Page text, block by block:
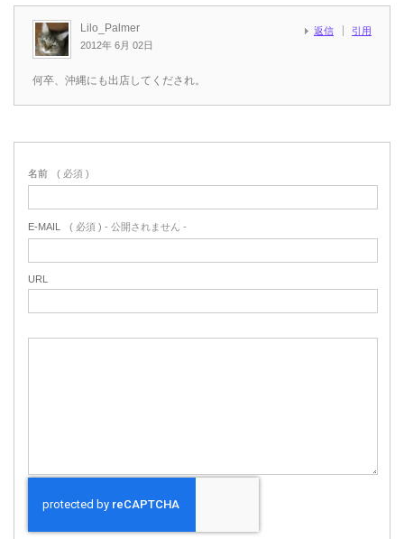
Lilo_Palmer
2012年 6月 02日
返信 引用
何卒、沖縄にも出店してくだされ。
名前 ( 必須 )
E-MAIL ( 必須 ) - 公開されません -
URL